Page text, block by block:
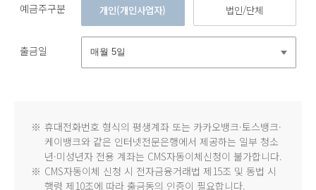
예금주구분 개인(개인사업자) 법인/단체
출금일
※ 휴대전화번호 형식의 평생계좌 또는 카카오뱅크·토스뱅크·
케이뱅크와 같은 인터넷전문은행에서 제공하는 일부 청소
년·미성년자 전용 계좌는 CMS자동이체신청이 불가합니다.
※ CMS자동이체 신청 시 전자금융거래법 제15조 및 동법 시
행령 제10조에 따라 출금동의 인증이 필요합니다.